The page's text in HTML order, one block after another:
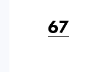
67